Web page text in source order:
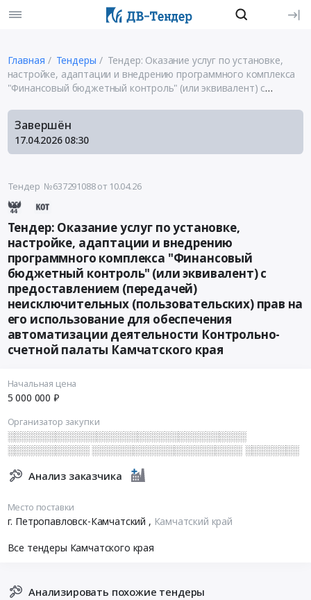
Главная Тендеры
Тендер: Оказание услуг по установке,
настройке, адаптации и внедрению программного комплекса
"Финансовый бюджетный контроль" (или эквивалент) с
(пользовательских) прав на его использование для
обеспечения автоматизации деятельности Контрольно-
счетной палаты Камчатского края
Завершён
17.04.2026 08:30
Тендер №637291088от 10.04.26
Тендер: Оказание услуг по установке,
настройке, адаптации и внедрению
программного комплекса "Финансовый
бюджетный контроль" (или эквивалент) с
предоставлением (передачей)
неисключительных (пользовательских) прав на
его использование для обеспечения
автоматизации деятельности Контрольно-
счетной палаты Камчатского края
Начальная цена
5 000 000 ₽
Организатор закупки
░░░░░░░░░░░░░░░░░░░░░░░░░░░░░░░░░░░
░░░░░░░░░░░░ ░░░░░░░░░░░░░░░░░░░░░░ ░░░░░░░░
Анализ заказчика
Место поставки
г. Петропавловск-Камчатский , Камчатский край
Все тендеры Камчатского края
Анализировать похожие тендеры